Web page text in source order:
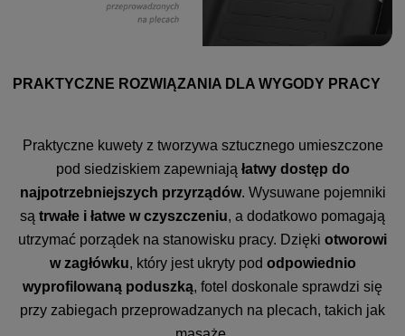
PRAKTYCZNE ROZWIĄZANIA DLA WYGODY PRACY
Praktyczne kuwety z tworzywa sztucznego umieszczone
pod siedziskiem zapewniają łatwy dostęp do
najpotrzebniejszych przyrządów. Wysuwane pojemniki
są trwałe i łatwe w czyszczeniu, a dodatkowo pomagają
utrzymać porządek na stanowisku pracy. Dzięki otworowi
w zagłówku, który jest ukryty pod odpowiednio
wyprofilowaną poduszką, fotel doskonale sprawdzi się
przy zabiegach przeprowadzanych na plecach, takich jak